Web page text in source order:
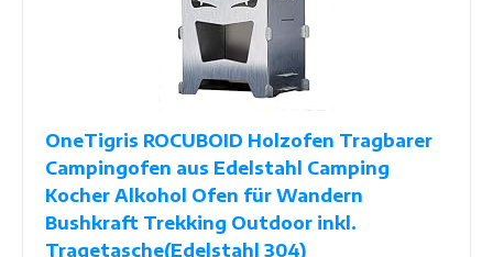
OneTigris ROCUBOID Holzofen Tragbarer
Campingofen aus Edelstahl Camping
Kocher Alkohol Ofen für Wandern
Bushkraft Trekking Outdoor inkl.
Tragetasche(Edelstahl 304)